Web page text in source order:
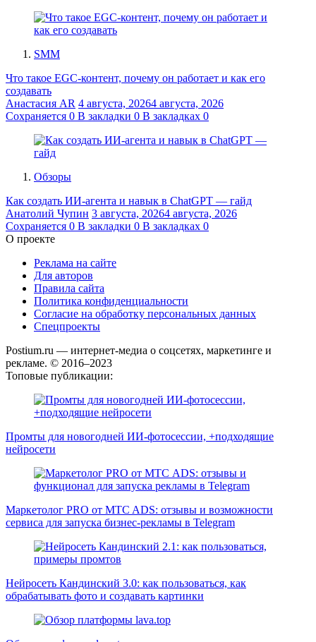
SMM
Что такое EGC-контент, почему он работает и как его
создавать
Анастасия AR 4 августа, 20264 августа, 2026
Сохраняется 0 В закладки 0 В закладках 0
Обзоры
Как создать ИИ-агента и навык в ChatGPT — гайд
Анатолий Чупин 3 августа, 20264 августа, 2026
Сохраняется 0 В закладки 0 В закладках 0
О проекте
Реклама на сайте
Для авторов
Правила сайта
Политика конфиденциальности
Согласие на обработку персональных данных
Спецпроекты
Postium.ru — интернет-медиа о соцсетях, маркетинге и
рекламе. © 2016–2023
Топовые публикации:
Промты для новогодней ИИ-фотосессии, +подходящие
нейросети
Маркетолог PRO от MTC ADS: отзывы и возможности
сервиса для запуска бизнес-рекламы в Telegram
Нейросеть Кандинский 3.0: как пользоваться, как
обрабатывать фото и создавать картинки